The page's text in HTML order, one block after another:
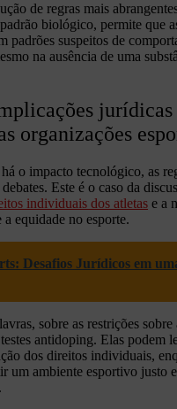
de regras mais
biológico, permite que
padrões suspeitos de
na ausência de uma
jurídicas
organizações
o impacto tecnológico, as
Este é o caso da
individuais dos atletas e a
equidade no esporte.
Desafios Jurídicos em
sobre as restrições
antidoping. Elas podem
dos direitos individuais,
um ambiente esportivo justo